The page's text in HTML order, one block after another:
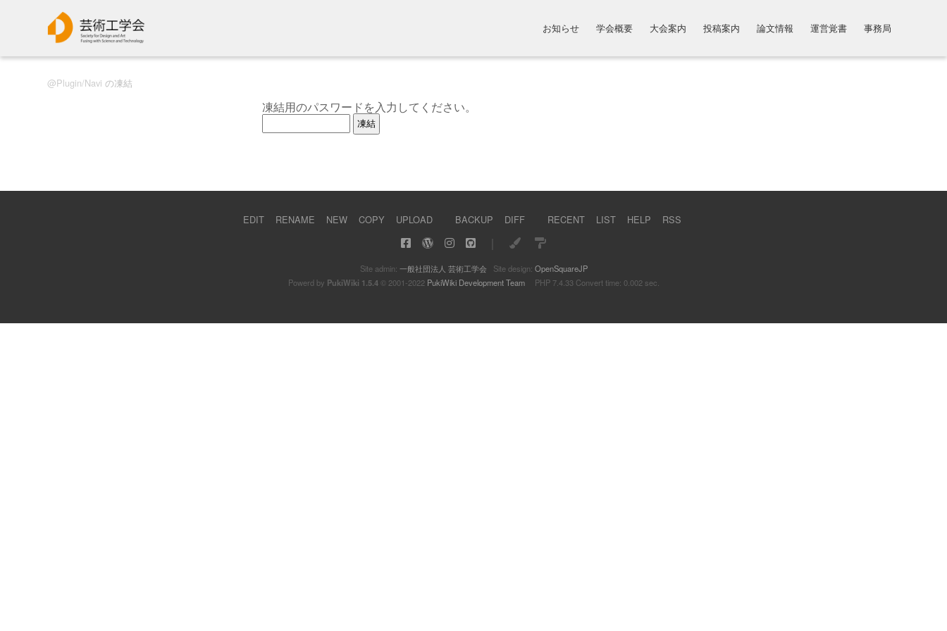
Plugin/Navi の凍結
お知らせ 学会概要 大会案内 投稿案内 論文情報 運営覚書 事務局
凍結用のパスワードを入力してください。
EDIT RENAME NEW COPY UPLOAD BACKUP DIFF RECENT LIST HELP RSS
Site admin: 一般社団法人 芸術工学会 Site design: OpenSquareJP
Powerd by PukiWiki 1.5.4© 2001-2022 PukiWiki Development TeamPHP 7.4.33 Convert time: 0.002 sec.